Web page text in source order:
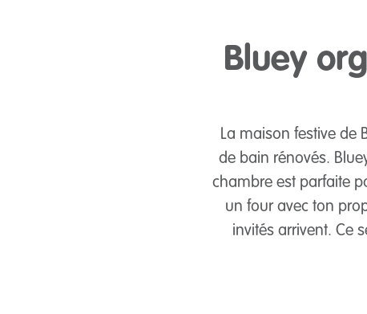
Bluey
La maison festive de
de bain rénovés.
chambre est parfaite
un four avec ton
invités arrivent. Ce